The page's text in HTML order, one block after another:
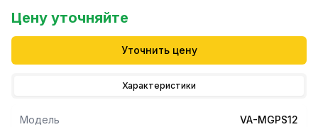
Цену уточняйте
Уточнить цену
Характеристики
Модель VA-MGPS12